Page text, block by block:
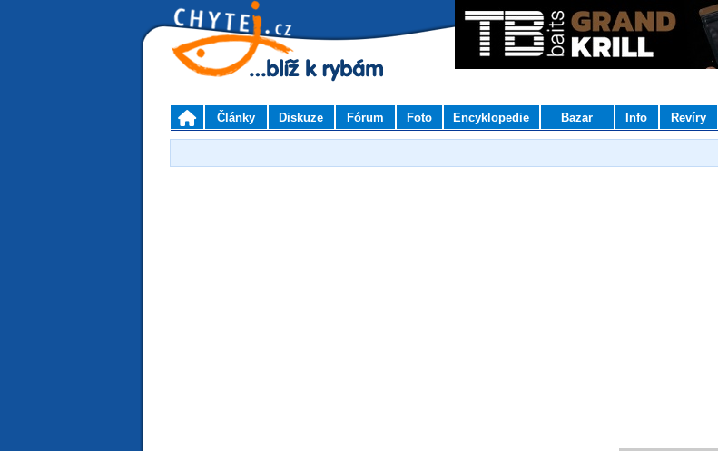
Články Diskuze Fórum Foto Encyklopedie Bazar Info Revíry